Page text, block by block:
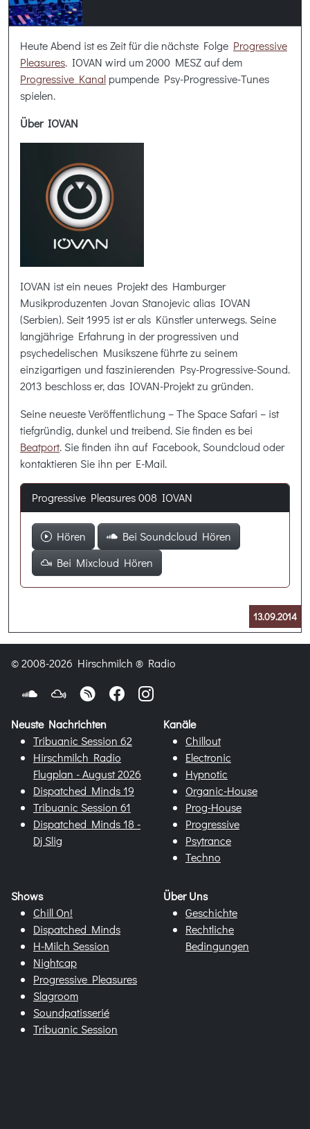
Heute Abend ist es Zeit für die nächste Folge Progressive
Pleasures. IOVAN wird um 2000 MESZ auf dem
Progressive Kanal pumpende Psy-Progressive-Tunes
spielen.
Über IOVAN
IOVAN ist ein neues Projekt des Hamburger
Musikproduzenten Jovan Stanojevic alias IOVAN
(Serbien). Seit 1995 ist er als Künstler unterwegs. Seine
langjährige Erfahrung in der progressiven und
psychedelischen Musikszene führte zu seinem
einzigartigen und faszinierenden Psy-Progressive-Sound.
2013 beschloss er, das IOVAN-Projekt zu gründen.
Seine neueste Veröffentlichung – The Space Safari – ist
tiefgründig, dunkel und treibend. Sie finden es bei
Beatport. Sie finden ihn auf Facebook, Soundcloud oder
kontaktieren Sie ihn per E-Mail.
Progressive Pleasures 008 IOVAN
Hören
Bei Soundcloud Hören
Bei Mixcloud Hören
13.09.2014
© 2008-2026 Hirschmilch ® Radio
Neuste Nachrichten
Tribuanic Session 62
Hirschmilch Radio
Flugplan - August 2026
Dispatched Minds 19
Tribuanic Session 61
Dispatched Minds 18 -
Dj Slig
Kanäle
Chillout
Electronic
Hypnotic
Organic-House
Prog-House
Progressive
Psytrance
Techno
Shows
Chill On!
Dispatched Minds
H-Milch Session
Nightcap
Progressive Pleasures
Slagroom
Soundpatisserié
Tribuanic Session
Über Uns
Geschichte
Rechtliche
Bedingungen